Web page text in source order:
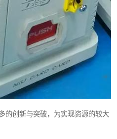
的创新与突破，为实现资源的较大